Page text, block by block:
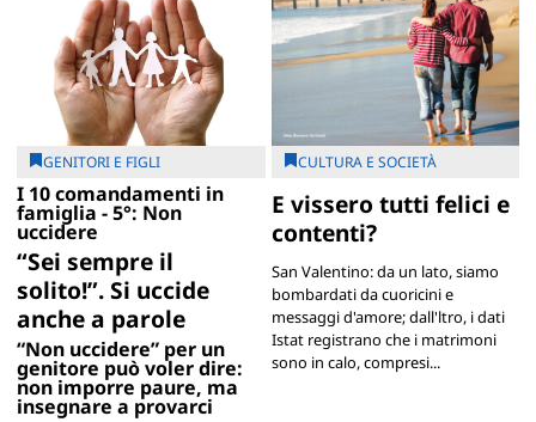
GENITORI E FIGLI
I 10 comandamenti in
famiglia - 5°: Non
uccidere
“Sei sempre il
solito!”. Si uccide
anche a parole
“Non uccidere” per un
genitore può voler dire:
non imporre paure, ma
insegnare a provarci
CULTURA E SOCIETÀ
E vissero tutti felici e
contenti?
San Valentino: da un lato, siamo
bombardati da cuoricini e
messaggi d'amore; dall'ltro, i dati
Istat registrano che i matrimoni
sono in calo, compresi...